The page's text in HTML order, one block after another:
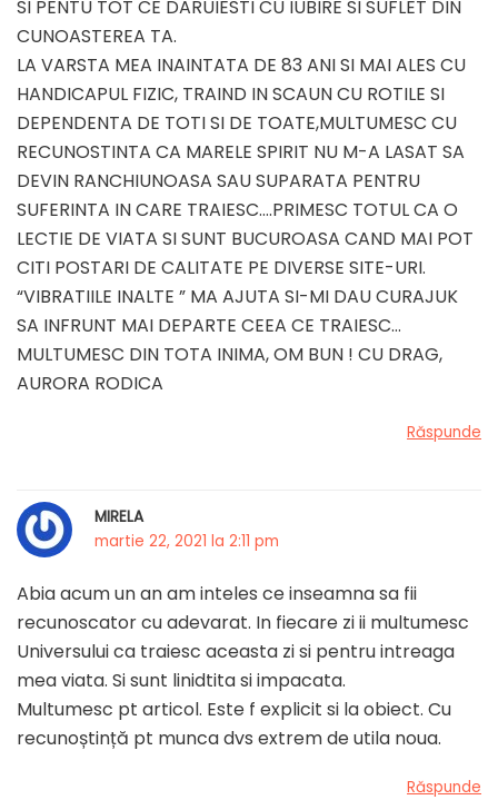
SI PENTU TOT CE DARUIESTI CU IUBIRE SI SUFLET DIN
CUNOASTEREA TA.
LA VARSTA MEA INAINTATA DE 83 ANI SI MAI ALES CU
HANDICAPUL FIZIC, TRAIND IN SCAUN CU ROTILE SI
DEPENDENTA DE TOTI SI DE TOATE,MULTUMESC CU
RECUNOSTINTA CA MARELE SPIRIT NU M-A LASAT SA
DEVIN RANCHIUNOASA SAU SUPARATA PENTRU
SUFERINTA IN CARE TRAIESC….PRIMESC TOTUL CA O
LECTIE DE VIATA SI SUNT BUCUROASA CAND MAI POT
CITI POSTARI DE CALITATE PE DIVERSE SITE-URI.
“VIBRATIILE INALTE ” MA AJUTA SI-MI DAU CURAJUK
SA INFRUNT MAI DEPARTE CEEA CE TRAIESC…
MULTUMESC DIN TOTA INIMA, OM BUN ! CU DRAG,
AURORA RODICA
Răspunde
MIRELA
martie 22, 2021 la 2:11 pm
Abia acum un an am inteles ce inseamna sa fii
recunoscator cu adevarat. In fiecare zi ii multumesc
Universului ca traiesc aceasta zi si pentru intreaga
mea viata. Si sunt linidtita si impacata.
Multumesc pt articol. Este f explicit si la obiect. Cu
recunoștință pt munca dvs extrem de utila noua.
Răspunde